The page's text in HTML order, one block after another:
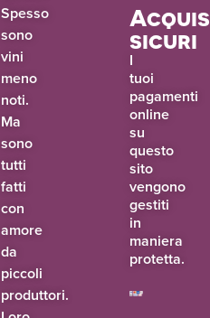
Spesso
sono
vini
meno
noti.
Ma
sono
tutti
fatti
con
amore
da
piccoli
produttori.
sicuri
I
tuoi
pagamenti
online
su
questo
sito
vengono
gestiti
in
maniera
protetta.